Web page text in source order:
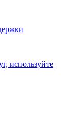
используйте